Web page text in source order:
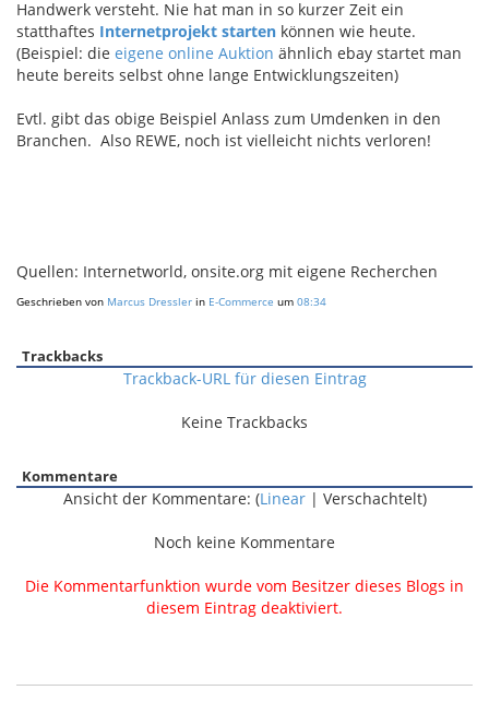
Handwerk versteht. Nie hat man in so kurzer Zeit ein
statthaftes Internetprojekt starten können wie heute.
(Beispiel: die eigene online Auktion ähnlich ebay startet man
heute bereits selbst ohne lange Entwicklungszeiten)
Evtl. gibt das obige Beispiel Anlass zum Umdenken in den
Branchen. Also REWE, noch ist vielleicht nichts verloren!
Quellen: Internetworld, onsite.org mit eigene Recherchen
Geschrieben von Marcus Dressler in E-Commerce um 08:34
Trackbacks
Trackback-URL für diesen Eintrag
Keine Trackbacks
Kommentare
Ansicht der Kommentare: (Linear| Verschachtelt)
Noch keine Kommentare
Die Kommentarfunktion wurde vom Besitzer dieses Blogs in
diesem Eintrag deaktiviert.